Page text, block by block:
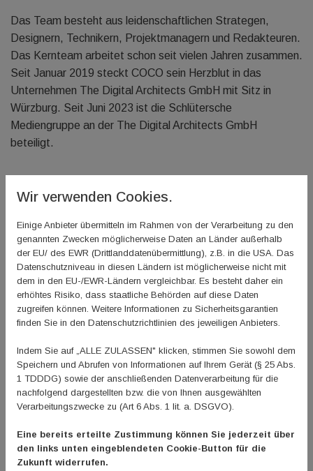
Das Team besteht aus leidenschaftlichen Strategen,
Designern, Technikern, Projektmanagern und Redakteuren.
Das Kernteam arbeitet schon seit vielen Jahren zusammen.
Seit Januar 2019 steckt COCO sein Herzblut in das
Unternehmen The Digital Architects GmbH mit Sitz in
Würzburg. Seit Juni 2023 ist die Schlütersche
Mediengruppe an der The Digital Architects GmbH
beteiligt.
COCO
Wir verwenden Cookies.
Einige Anbieter übermitteln im Rahmen von der Verarbeitung zu den
genannten Zwecken möglicherweise Daten an Länder außerhalb
der EU/ des EWR (Drittlanddatenübermittlung), z.B. in die USA. Das
Datenschutzniveau in diesen Ländern ist möglicherweise nicht mit
dem in den EU-/EWR-Ländern vergleichbar. Es besteht daher ein
erhöhtes Risiko, dass staatliche Behörden auf diese Daten
zugreifen können. Weitere Informationen zu Sicherheitsgarantien
finden Sie in den Datenschutzrichtlinien des jeweiligen Anbieters.
Indem Sie auf „ALLE ZULASSEN" klicken, stimmen Sie sowohl dem
Speichern und Abrufen von Informationen auf Ihrem Gerät (§ 25 Abs.
1 TDDDG) sowie der anschließenden Datenverarbeitung für die
nachfolgend dargestellten bzw. die von Ihnen ausgewählten
Verarbeitungszwecke zu (Art 6 Abs. 1 lit. a. DSGVO).
Eine bereits erteilte Zustimmung können Sie jederzeit über
den links unten eingeblendeten Cookie-Button für die
Zukunft widerrufen.